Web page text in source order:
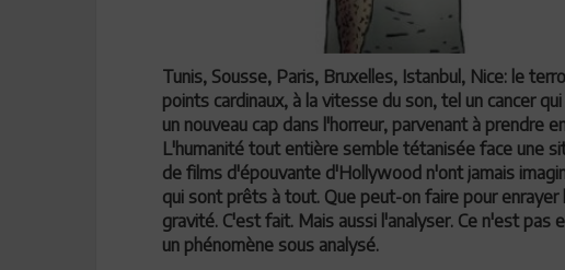
Tunis, Sousse, Paris, Bruxelles, Istanbul, Nice: le
points cardinaux, à la vitesse du son, tel un cancer
un nouveau cap dans l'horreur, parvenant à prendre
L'humanité tout entière semble tétanisée face une
de films d'épouvante d'Hollywood n'ont jamais
qui sont prêts à tout. Que peut-on faire pour
gravité. C'est fait. Mais aussi l'analyser. Ce n'est
un phénomène sous analysé.